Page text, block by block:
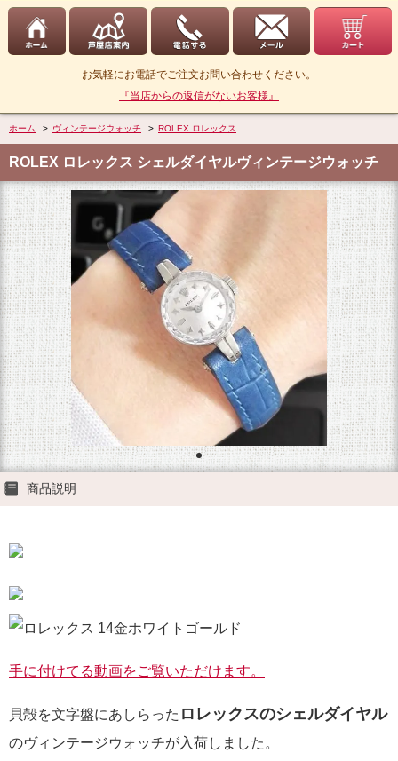
お気軽にお電話でご注文お問い合わせください。
『当店からの返信がないお客様』
ホーム > ヴィンテージウォッチ > ROLEX ロレックス
ROLEX ロレックス シェルダイヤルヴィンテージウォッチ
商品説明
手に付けてる動画をご覧いただけます。
貝殻を文字盤にあしらった ロレックスのシェルダイヤル
のヴィンテージウォッチが入荷しました。